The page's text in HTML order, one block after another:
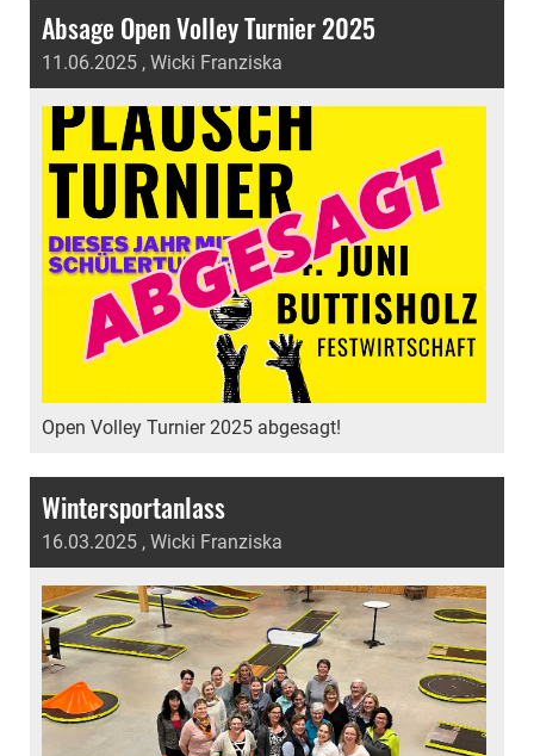
Absage Open Volley Turnier 2025
11.06.2025 , Wicki Franziska
Open Volley Turnier 2025 abgesagt!
Wintersportanlass
16.03.2025 , Wicki Franziska